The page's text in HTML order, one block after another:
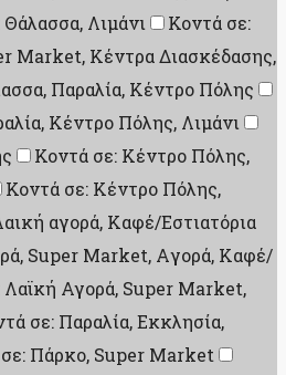
Λιμάνι
Κοντά σε:
Market, Κέντρα Διασκέδασης,
Παραλία, Κέντρο Πόλης
Κέντρο Πόλης, Λιμάνι
Κοντά σε: Κέντρο Πόλης,
Κοντά σε: Κέντρο Πόλης,
αγορά, Καφέ/Εστιατόρια
Super Market, Aγορά, Καφέ/
Λαϊκή Αγορά, Super Market,
σε: Παραλία, Εκκλησία,
Πάρκο, Super Market